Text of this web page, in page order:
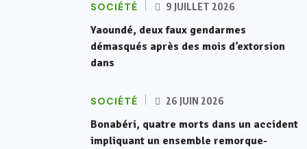
SOCIÉTÉ 9 JUILLET 2026
Yaoundé, deux faux gendarmes
démasqués après des mois d’extorsion
dans
SOCIÉTÉ 26 JUIN 2026
Bonabéri, quatre morts dans un accident
impliquant un ensemble remorque-